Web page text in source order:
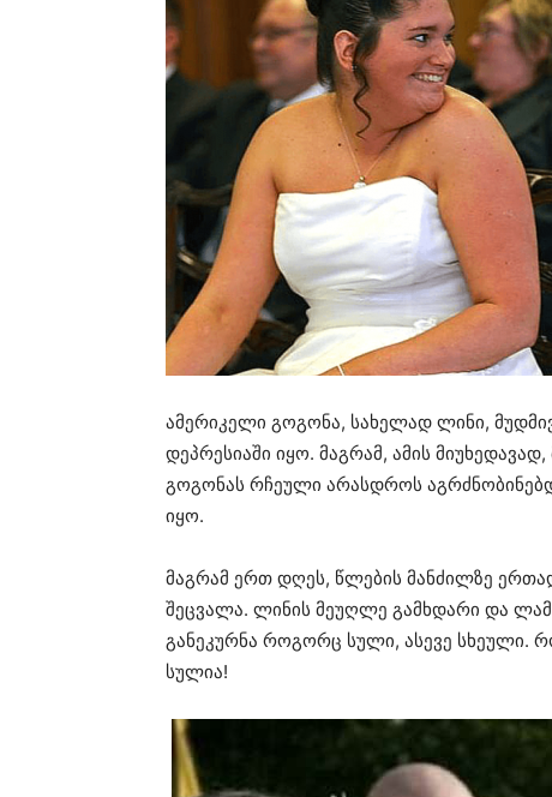
ამერიკელი გოგონა, სახელად ლინი,
დეპრესიაში იყო. მაგრამ, ამის
გოგონას რჩეული არასდროს
იყო.
მაგრამ ერთ დღეს, წლების მანძილზე
შეცვალა. ლინის მეუღლე გამხდარი და
განეკურნა როგორც სული, ასევე სხეული.
სულია!